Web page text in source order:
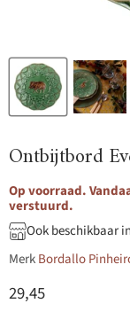
Ontbijtbord
Op voorraad.
verstuurd.
Ook beschikbaar
MerkBordallo
Huidige prijs
29,45